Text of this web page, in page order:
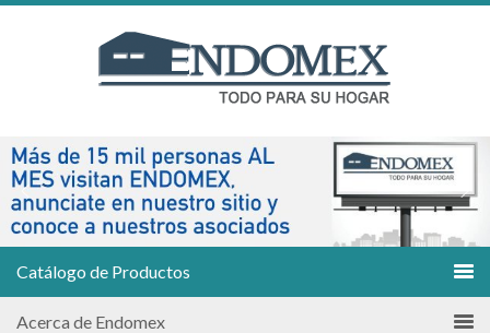
Catálogo de Productos
Acerca de Endomex